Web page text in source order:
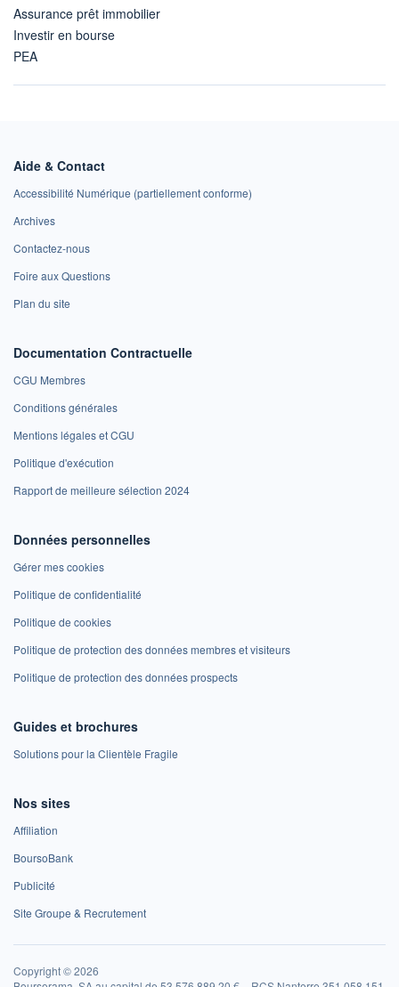
Assurance prêt immobilier
Investir en bourse
PEA
Aide & Contact
Accessibilité Numérique (partiellement conforme)
Archives
Contactez-nous
Foire aux Questions
Plan du site
Documentation Contractuelle
CGU Membres
Conditions générales
Mentions légales et CGU
Politique d'exécution
Rapport de meilleure sélection 2024
Données personnelles
Gérer mes cookies
Politique de confidentialité
Politique de cookies
Politique de protection des données membres et visiteurs
Politique de protection des données prospects
Guides et brochures
Solutions pour la Clientèle Fragile
Nos sites
Affiliation
BoursoBank
Publicité
Site Groupe & Recrutement
Copyright © 2026